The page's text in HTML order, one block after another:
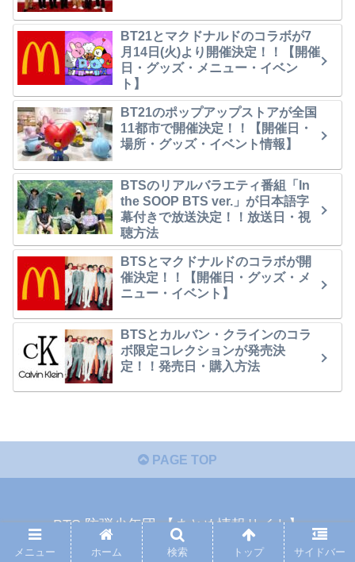
BT21とマクドナルドのコラボが7
月14日(火)より開催決定！！【開催
日・グッズ・メニュー・イベン
ト】
BT21のポップアップストアが全国
11都市で開催決定！！【開催日・
場所・グッズ・イベント情報】
BTSのリアルバラエティ番組「In
the SOOP BTS ver.」が日本語字
幕付きで放送決定！！放送日・視
聴方法
BTSとマクドナルドのコラボが開
催決定！！【開催日・グッズ・メ
ニュー・イベント】
BTSとカルバン・クラインのコラ
ボ限定コレクションが発売決
定！！発売日・購入方法
PAGE TOP
BTS 防弾少年団 【まとめ情報サイト】
ホーム プライバシーポリシー・免責
メニュー ホーム 検索 トップ サイドバー